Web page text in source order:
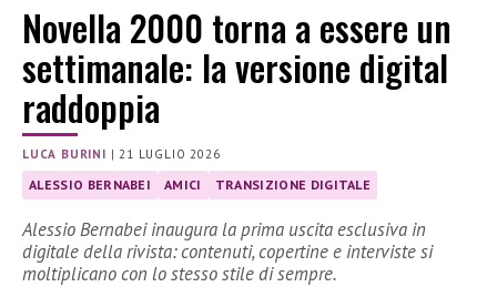
Novella 2000 torna a essere un
settimanale: la versione digital
raddoppia
LUCA BURINI |21 LUGLIO 2026
ALESSIO BERNABEI AMICI TRANSIZIONE DIGITALE
Alessio Bernabei inaugura la prima uscita esclusiva in
digitale della rivista: contenuti, copertine e interviste si
moltiplicano con lo stesso stile di sempre.